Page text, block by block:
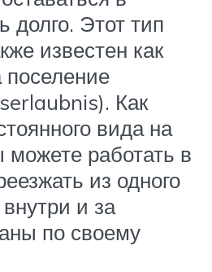
долго. Этот тип
известен как
Как
вида на
можете работать в
из одного
и за
по своему